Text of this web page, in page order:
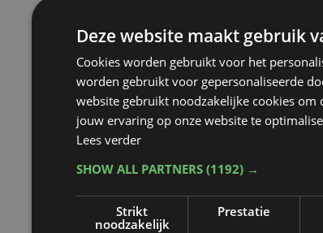
Deze website maakt gebruik
Cookies worden gebruikt voor het
worden gebruikt voor gepersonaliseerde
website gebruikt noodzakelijke cookies om
jouw ervaring op onze website te
Lees verder
SHOW ALL PARTNERS (1192) →
Strikt
noodzakelijk
Prestatie